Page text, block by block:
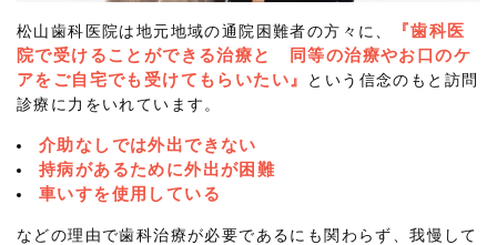
松山歯科医院は地元地域の通院困難者の方々に、
『歯科医
院で受けることができる治療と 同等の治療やお口のケ
アをご自宅でも受けてもらいたい』
という信念のもと訪問
診療に力をいれています。
介助なしでは外出できない
持病があるために外出が困難
車いすを使用している
などの理由で歯科治療が必要であるにも関わらず、我慢して